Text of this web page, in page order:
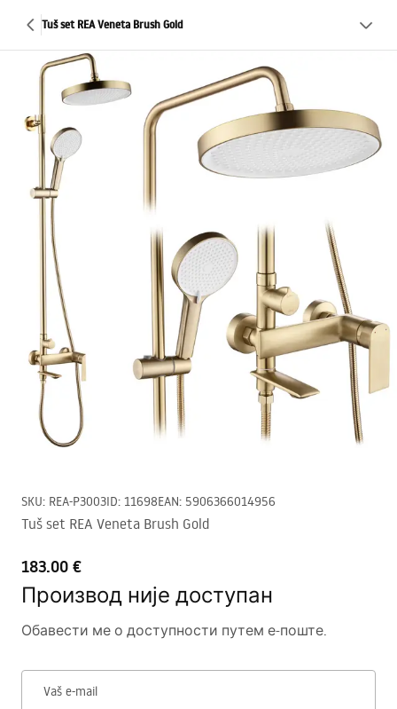
Tuš set REA Veneta Brush Gold
SKU: REA-P3003ID: 11698EAN: 5906366014956
Tuš set REA Veneta Brush Gold
183.00 €
Производ није доступан
Обавести ме о доступности путем е-поште.
Vaš e-mail